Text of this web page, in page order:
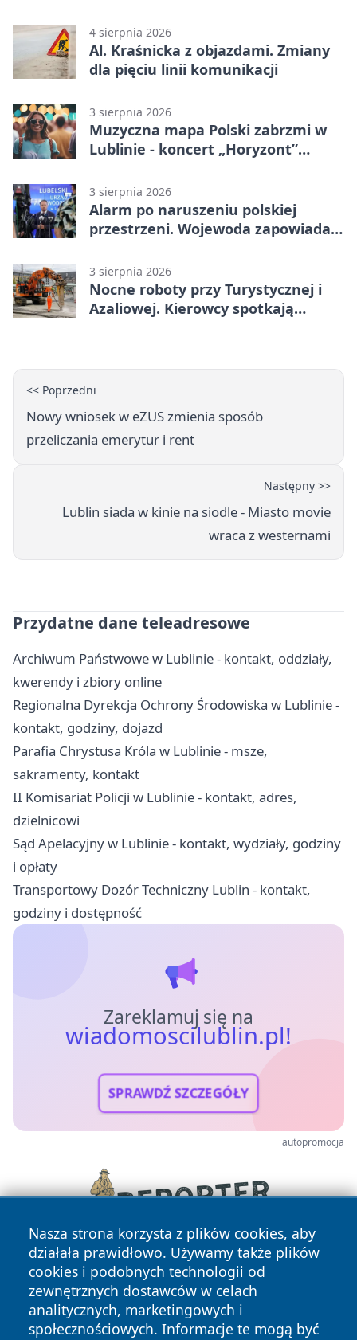
4 sierpnia 2026
Al. Kraśnicka z objazdami. Zmiany
dla pięciu linii komunikacji
3 sierpnia 2026
Muzyczna mapa Polski zabrzmi w
Lublinie - koncert „Horyzont”
3 sierpnia 2026
Alarm po naruszeniu polskiej
przestrzeni. Wojewoda zapowiada
3 sierpnia 2026
Nocne roboty przy Turystycznej i
Azaliowej. Kierowcy spotkają
<< Poprzedni
Nowy wniosek w eZUS zmienia sposób
przeliczania emerytur i rent
Następny >>
Lublin siada w kinie na siodle - Miasto movie
wraca z westernami
Przydatne dane teleadresowe
Archiwum Państwowe w Lublinie - kontakt, oddziały,
kwerendy i zbiory online
Regionalna Dyrekcja Ochrony Środowiska w Lublinie -
kontakt, godziny, dojazd
Parafia Chrystusa Króla w Lublinie - msze,
sakramenty, kontakt
II Komisariat Policji w Lublinie - kontakt, adres,
dzielnicowi
Sąd Apelacyjny w Lublinie - kontakt, wydziały, godziny
i opłaty
Transportowy Dozór Techniczny Lublin - kontakt,
godziny i dostępność
Zareklamuj się na
wiadomoscilublin.pl!
SPRAWDŹ SZCZEGÓŁY
autopromocja
Nasza strona korzysta z plików cookies, aby
działała prawidłowo. Używamy także plików
cookies i podobnych technologii od
zewnętrznych dostawców w celach
analitycznych, marketingowych i
społecznościowych. Informacje te mogą być